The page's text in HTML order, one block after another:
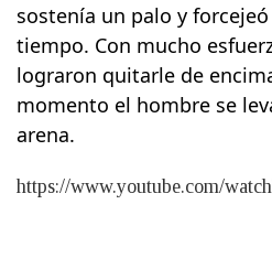
sostenía un palo y
tiempo. Con mucho
lograron quitarle de
momento el hombre se
arena.
https://www.youtube.com/